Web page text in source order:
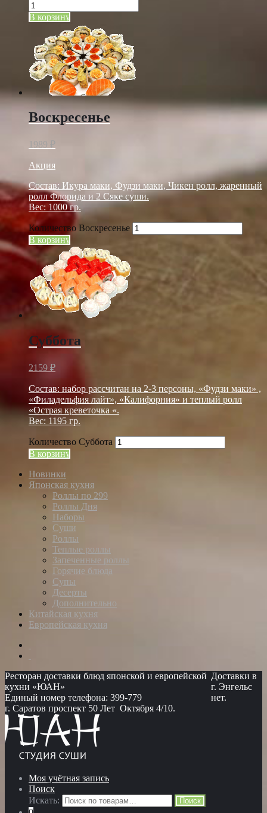
В корзину
Воскресенье
1989 ₽
Акция
Состав: Икура маки, Фудзи маки, Чикен ролл, жаренный
ролл Флорида и 2 Сяке суши.
Вес: 1000 гр.
Количество Воскресенье
В корзину
Суббота
2159 ₽
Состав: набор рассчитан на 2-3 персоны, «Фудзи маки» ,
«Филадельфия лайт», «Калифорния» и теплый ролл
«Острая креветочка «.
Вес: 1195 гр.
Количество Суббота
В корзину
Новинки
Японская кухня
Роллы по 299
Роллы Дня
Наборы
Суши
Роллы
Теплые роллы
Запеченные роллы
Горячие блюда
Супы
Десерты
Дополнительно
Китайская кухня
Европейская кухня
Ресторан доставки блюд японской и европейской
кухни «ЮАН»
Единый номер телефона: 399-779
г. Саратов проспект 50 Лет Октября 4/10.
Доставки в
г. Энгельс
нет.
Моя учётная запись
Поиск
Искать:
Поиск